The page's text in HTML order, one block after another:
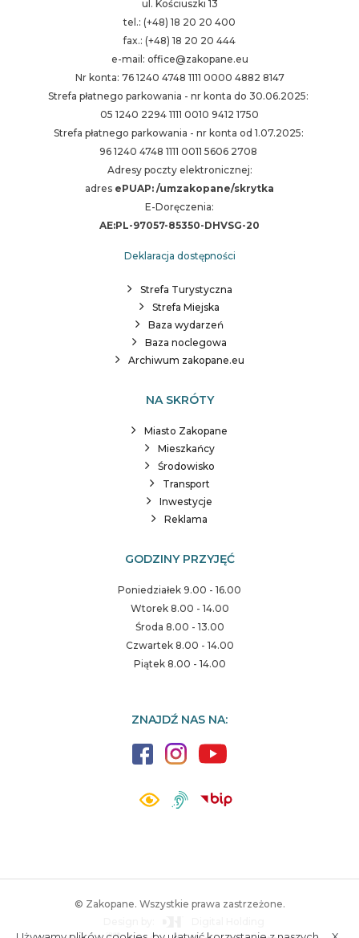
ul. Kościuszki 13
tel.: (+48) 18 20 20 400
fax.: (+48) 18 20 20 444
e-mail: office@zakopane.eu
Nr konta: 76 1240 4748 1111 0000 4882 8147
Strefa płatnego parkowania - nr konta do 30.06.2025:
05 1240 2294 1111 0010 9412 1750
Strefa płatnego parkowania - nr konta od 1.07.2025:
96 1240 4748 1111 0011 5606 2708
Adresy poczty elektronicznej:
adres ePUAP: /umzakopane/skrytka
E-Doręczenia:
AE:PL-97057-85350-DHVSG-20
Deklaracja dostępności
Strefa Turystyczna
Strefa Miejska
Baza wydarzeń
Baza noclegowa
Archiwum zakopane.eu
NA SKRÓTY
Miasto Zakopane
Mieszkańcy
Środowisko
Transport
Inwestycje
Reklama
GODZINY PRZYJĘĆ
Poniedziałek 9.00 - 16.00
Wtorek 8.00 - 14.00
Środa 8.00 - 13.00
Czwartek 8.00 - 14.00
Piątek 8.00 - 14.00
ZNAJDŹ NAS NA:
© Zakopane. Wszystkie prawa zastrzeżone.